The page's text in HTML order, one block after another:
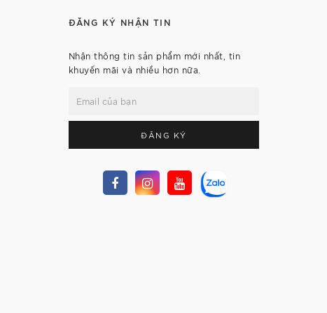
ĐĂNG KÝ NHẬN TIN
Nhận thông tin sản phẩm mới nhất, tin
khuyến mãi và nhiều hơn nữa.
ĐĂNG KÝ